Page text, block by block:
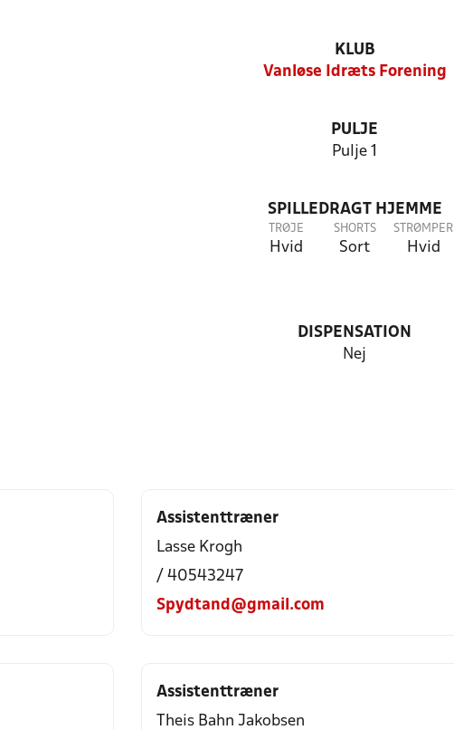
KLUB
Vanløse Idræts Forening
PULJE
Pulje 1
SPILLEDRAGT HJEMME
TRØJE
Hvid
SHORTS
Sort
STRØMPER
Hvid
DISPENSATION
Nej
Assistenttræner
Lasse Krogh
/ 40543247
Spydtand@gmail.com
Assistenttræner
Theis Bahn Jakobsen